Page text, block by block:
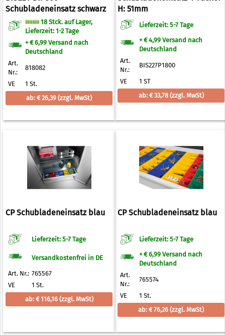
Schubladeneinsatz schwarz
18 Stck. auf Lager,
Lieferzeit: 1-2 Tage
+ € 6,99 Versand nach
Deutschland
Art.
Nr.:
818082
VE
1 St.
ab: € 26,39 (zzgl. MwSt)
H: 51mm
Lieferzeit: 5-7 Tage
+ € 4,99 Versand nach
Deutschland
Art.
Nr.:
BIS227P1800
VE
1 ST
ab: € 33,78 (zzgl. MwSt)
CP Schubladeneinsatz blau
Lieferzeit: 5-7 Tage
Versandkostenfrei in DE
Art. Nr.: 765567
VE
1 St.
ab: € 116,16 (zzgl. MwSt)
CP Schubladeneinsatz blau
Lieferzeit: 5-7 Tage
+ € 6,99 Versand nach
Deutschland
Art.
Nr.:
765574
VE
1 St.
ab: € 76,26 (zzgl. MwSt)